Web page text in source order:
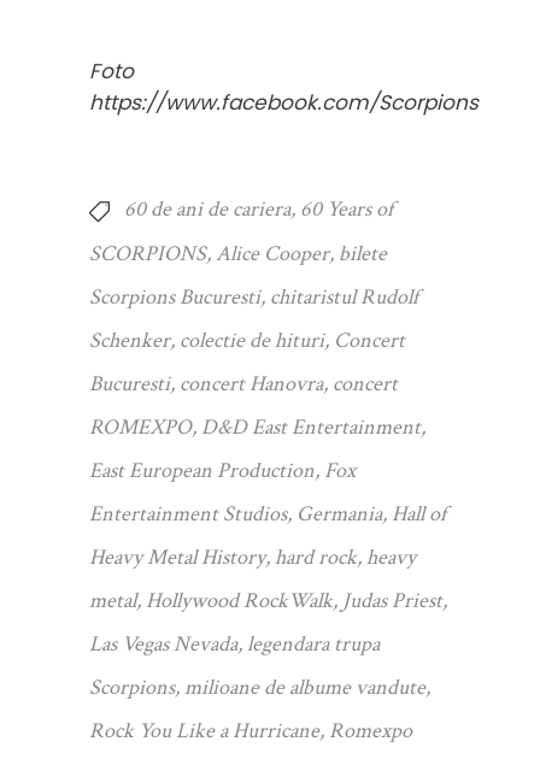
Foto
https://www.facebook.com/Scorpions
60 de ani de cariera, 60 Years of
SCORPIONS,Alice Cooper, bilete
Scorpions Bucuresti, chitaristul Rudolf
Schenker, colectie de hituri, Concert
Bucuresti, concert Hanovra, concert
ROMEXPO, D&D East Entertainment,
East European Production, Fox
Entertainment Studios, Germania, Hall of
Heavy Metal History,hard rock,heavy
metal, Hollywood RockWalk, Judas Priest,
Las Vegas Nevada,legendara trupa
Scorpions,milioane de albume vandute,
Rock You Like a Hurricane, Romexpo